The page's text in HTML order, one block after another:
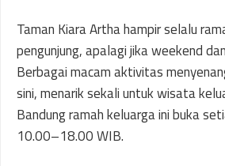
Taman Kiara Artha hampir selalu
pengunjung, apalagi jika weekend
Berbagai macam aktivitas
sini, menarik sekali untuk wisata
Bandung ramah keluarga ini buka
10.00–18.00 WIB.